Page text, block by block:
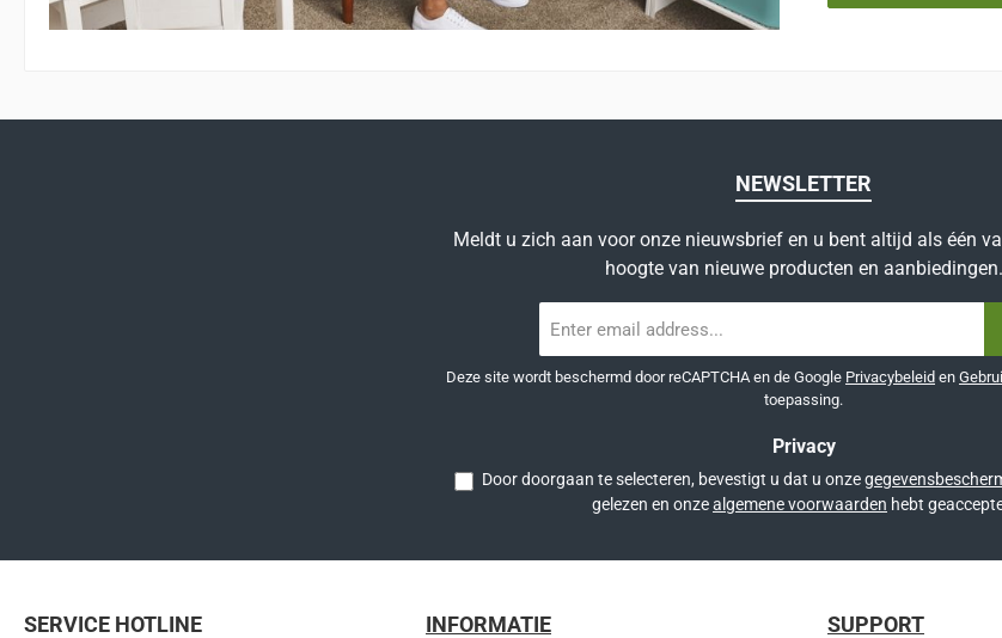
NEWSLETTER
Meldt u zich aan voor onze nieuwsbrief en u bent altijd als één
hoogte van nieuwe producten en aanbiedingen.
mailadres
Deze site wordt beschermd door reCAPTCHA en de Google Privacybeleid en
toepassing.
Privacy
Door doorgaan te selecteren, bevestigt u dat u onze
gelezen en onzealgemene voorwaarden hebt
SERVICE HOTLINE INFORMATIE SUPPORT